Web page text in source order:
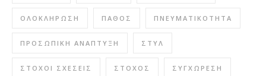
ΟΛΟΚΛΉΡΩΣΗ ΠΆΘΟΣ ΠΝΕΥΜΑΤΙΚΌΤΗΤΑ
ΠΡΟΣΩΠΙΚΉ ΑΝΆΠΤΥΞΗ ΣΤΥΛ
ΣΤΌΧΟΙ ΣΧΈΣΕΙΣ ΣΤΌΧΟΣ ΣΥΓΧΏΡΕΣΗ